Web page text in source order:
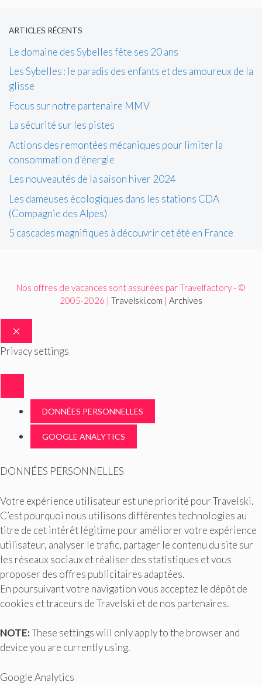
ARTICLES RÉCENTS
Le domaine des Sybelles fête ses 20 ans
Les Sybelles : le paradis des enfants et des amoureux de la
glisse
Focus sur notre partenaire MMV
La sécurité sur les pistes
Actions des remontées mécaniques pour limiter la
consommation d’énergie
Les nouveautés de la saison hiver 2024
Les dameuses écologiques dans les stations CDA
(Compagnie des Alpes)
5 cascades magnifiques à découvrir cet été en France
Nos offres de vacances sont assurées par Travelfactory - ©
2005-2026 | Travelski.com | Archives
FERMER
Privacy settings
DONNÉES PERSONNELLES
GOOGLE ANALYTICS
DONNÉES PERSONNELLES
Votre expérience utilisateur est une priorité pour Travelski.
C’est pourquoi nous utilisons différentes technologies au
titre de cet intérêt légitime pour améliorer votre expérience
utilisateur, analyser le trafic, partager le contenu du site sur
les réseaux sociaux et réaliser des statistiques et vous
proposer des offres publicitaires adaptées.
En poursuivant votre navigation vous acceptez le dépôt de
cookies et traceurs de Travelski et de nos partenaires.
NOTE:These settings will only apply to the browser and
device you are currently using.
Google Analytics